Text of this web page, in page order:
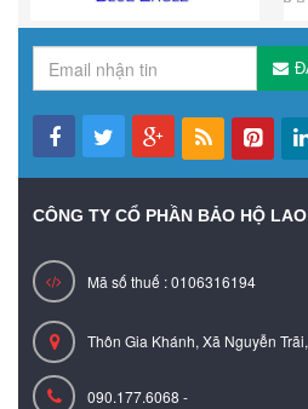
CÔNG TY CỔ PHẦN BẢO HỘ
Mã số thuế : 0106316194
Thôn Gia Khánh, Xã Nguyễn
090.177.6068 -